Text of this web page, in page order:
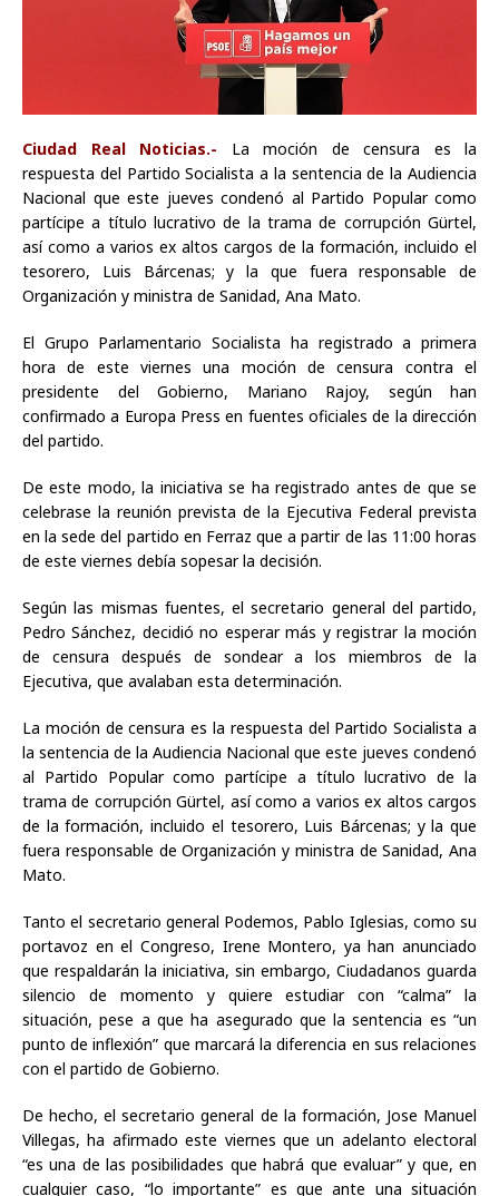
Ciudad Real Noticias.-
La moción de censura es la
respuesta del Partido Socialista a la sentencia de la Audiencia
Nacional que este jueves condenó al Partido Popular como
partícipe a título lucrativo de la trama de corrupción Gürtel,
así como a varios ex altos cargos de la formación, incluido el
tesorero, Luis Bárcenas; y la que fuera responsable de
Organización y ministra de Sanidad, Ana Mato.
El Grupo Parlamentario Socialista ha registrado a primera
hora de este viernes una moción de censura contra el
presidente del Gobierno, Mariano Rajoy, según han
confirmado a Europa Press en fuentes oficiales de la dirección
del partido.
De este modo, la iniciativa se ha registrado antes de que se
celebrase la reunión prevista de la Ejecutiva Federal prevista
en la sede del partido en Ferraz que a partir de las 11:00 horas
de este viernes debía sopesar la decisión.
Según las mismas fuentes, el secretario general del partido,
Pedro Sánchez, decidió no esperar más y registrar la moción
de censura después de sondear a los miembros de la
Ejecutiva, que avalaban esta determinación.
La moción de censura es la respuesta del Partido Socialista a
la sentencia de la Audiencia Nacional que este jueves condenó
al Partido Popular como partícipe a título lucrativo de la
trama de corrupción Gürtel, así como a varios ex altos cargos
de la formación, incluido el tesorero, Luis Bárcenas; y la que
fuera responsable de Organización y ministra de Sanidad, Ana
Mato.
Tanto el secretario general Podemos, Pablo Iglesias, como su
portavoz en el Congreso, Irene Montero, ya han anunciado
que respaldarán la iniciativa, sin embargo, Ciudadanos guarda
silencio de momento y quiere estudiar con “calma” la
situación, pese a que ha asegurado que la sentencia es “un
punto de inflexión” que marcará la diferencia en sus relaciones
con el partido de Gobierno.
De hecho, el secretario general de la formación, Jose Manuel
Villegas, ha afirmado este viernes que un adelanto electoral
“es una de las posibilidades que habrá que evaluar” y que, en
cualquier caso, “lo importante” es que ante una situación